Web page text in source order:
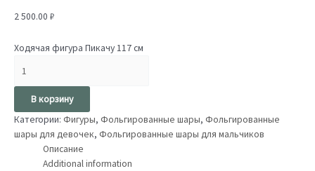
2 500.00 ₽
Ходячая фигура Пикачу 117 см
В корзину
Категории: Фигуры, Фольгированные шары, Фольгированные
шары для девочек, Фольгированные шары для мальчиков
Описание
Additional information